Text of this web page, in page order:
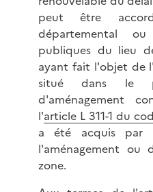
peut être
départemental
publiques du lieu
ayant fait l'objet de
situé dans le
d'aménagement
l'article L 311-1 du
a été acquis par
l'aménagement ou
zone.